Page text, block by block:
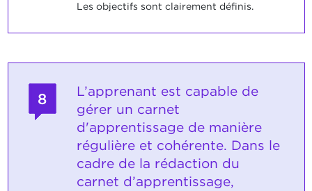
Les objectifs sont clairement définis.
8
L’apprenant est capable de
gérer un carnet
d'apprentissage de manière
régulière et cohérente. Dans le
cadre de la rédaction du
carnet d’apprentissage,